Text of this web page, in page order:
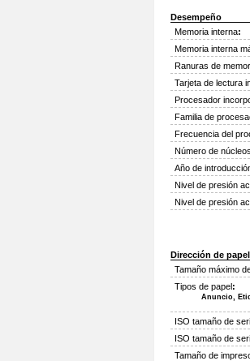
Desempeño
Memoria interna:
Memoria interna
Ranuras de
Tarjeta de lectura
Procesador
Familia de
Frecuencia del
Número de
Año de
Nivel de presión
Nivel de presión
Dirección de papel
Tamaño máximo
Tipos de papel:
Anuncio,
ISO tamaño de
ISO tamaño de
Tamaño de